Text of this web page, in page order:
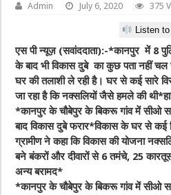
Admin July 6, 2020 375
Listen
एस पी न्यूज़ (सवांददाता):-*कानपुर में 8
के बाद भी विकास दुबे का कुछ पता नहीं
घर की तलाशी ले रही है। घर से कई सारे
जा रहा है कि नक्सलियों जैसे हमले की
*कानपुर के चौबेपुर के बिकरू गांव में सीओ
बाद विकास दुबे फरार*विकास के घर से कई
ग्रामीण ने कहा कि विकास की योजना
बने बंकरों और दीवारों से 6 तमंचे, 25
अन्य बरामद*
*कानपुर के चौबेपुर के बिकरू गांव में सीओ